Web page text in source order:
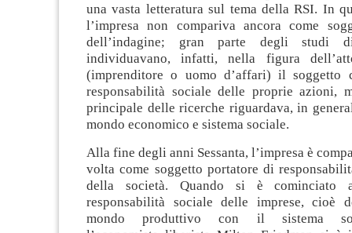
una vasta letteratura sul tema della RSI. In
l’impresa non compariva ancora come
dell’indagine; gran parte degli studi
individuavano, infatti, nella figura
(imprenditore o uomo d’affari) il soggetto
responsabilità sociale delle proprie azioni,
principale delle ricerche riguardava, in
mondo economico e sistema sociale.
Alla fine degli anni Sessanta, l’impresa è
volta come soggetto portatore di
della società. Quando si è cominciato
responsabilità sociale delle imprese, cioè
mondo produttivo con il sistema